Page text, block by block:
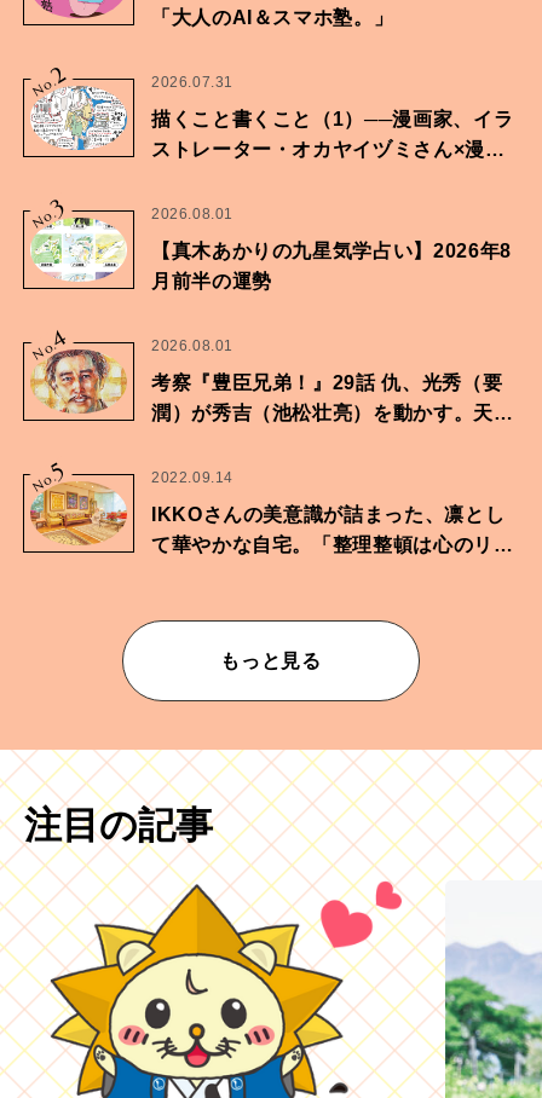
「大人のAI＆スマホ塾。」
No.2 2026.07.31
描くこと書くこと（1）──漫画家、イラ
ストレーター・オカヤイヅミさん×漫画
No.3 2026.08.01
【真木あかりの九星気学占い】2026年8
月前半の運勢
No.
4 2026.08.01
考察『豊臣兄弟！』29話 仇、光秀（要
潤）が秀吉（池松壮亮）を動かす。天下
No.5 2022.09.14
IKKOさんの美意識が詰まった、凛とし
て華やかな自宅。「整理整頓は心のリズ
もっと見る
注目の記事